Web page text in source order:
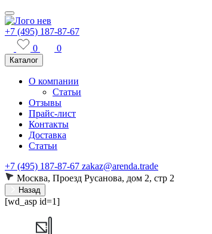
+7 (495) 187-87-67
0
0
Каталог
О компании
Статьи
Отзывы
Прайс-лист
Контакты
Доставка
Статьи
+7 (495) 187-87-67 zakaz@arenda.trade
Москва, Проезд Русанова, дом 2, стр 2
Назад
[wd_asp id=1]